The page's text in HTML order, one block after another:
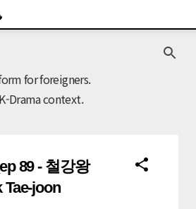
for foreigners.
Drama context.
89 - 철강왕
joon